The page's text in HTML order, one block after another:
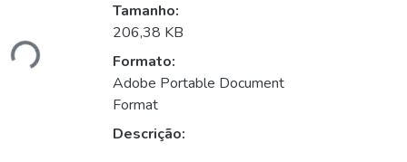
Tamanho:
206,38 KB
Formato:
Adobe Portable Document
Format
Descrição: